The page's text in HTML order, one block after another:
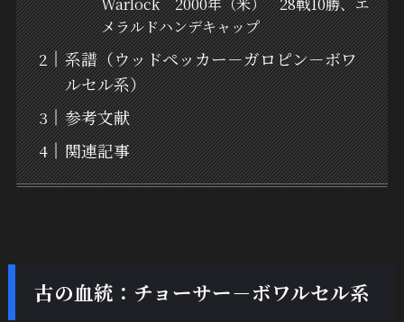
メラルドハンデキャップ
系譜（ウッドペッカー－ガロピン－ボワ
ルセル系）
参考文献
関連記事
古の血統：チョーサー－ボワルセル系